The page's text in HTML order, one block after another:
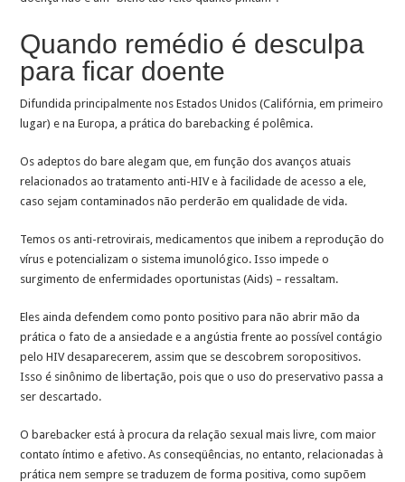
Quando remédio é desculpa
para ficar doente
Difundida principalmente nos Estados Unidos (Califórnia, em primeiro
lugar) e na Europa, a prática do barebacking é polêmica.
Os adeptos do bare alegam que, em função dos avanços atuais
relacionados ao tratamento anti-HIV e à facilidade de acesso a ele,
caso sejam contaminados não perderão em qualidade de vida.
Temos os anti-retrovirais, medicamentos que inibem a reprodução do
vírus e potencializam o sistema imunológico. Isso impede o
surgimento de enfermidades oportunistas (Aids) – ressaltam.
Eles ainda defendem como ponto positivo para não abrir mão da
prática o fato de a ansiedade e a angústia frente ao possível contágio
pelo HIV desaparecerem, assim que se descobrem soropositivos.
Isso é sinônimo de libertação, pois que o uso do preservativo passa a
ser descartado.
O barebacker está à procura da relação sexual mais livre, com maior
contato íntimo e afetivo. As conseqüências, no entanto, relacionadas à
prática nem sempre se traduzem de forma positiva, como supõem